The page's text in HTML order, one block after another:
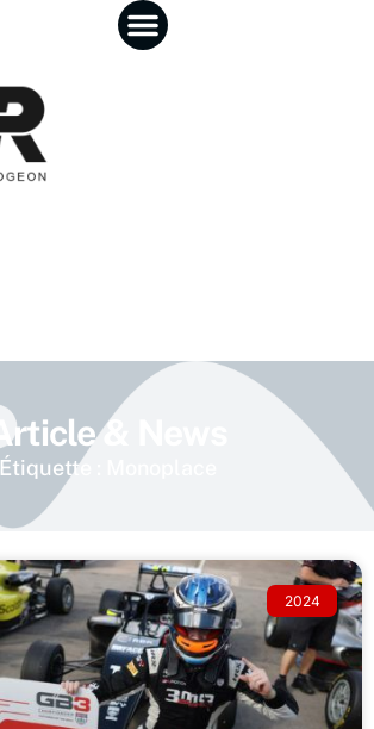
Article & News
Étiquette : Monoplace
2024